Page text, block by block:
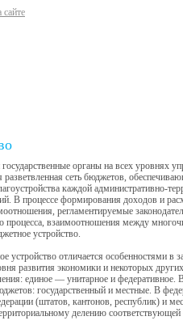
сайте
органы на всех уровнях
разветвленная сеть бюджетов,
каждой административно-
В процессе формирования доходов и
регламентируемые
взаимоотношения между
устройство.
устройство отличается особенностями в
развития экономики и некоторых
единое — унитарное и
государственный и местные. В
(штатов, кантонов, республик) и
делению соответствующей